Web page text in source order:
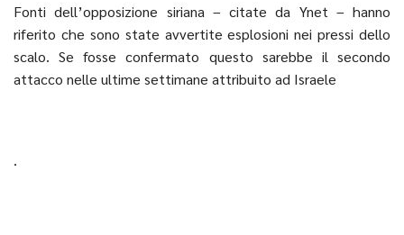
Fonti dell’opposizione siriana – citate da Ynet – hanno
riferito che sono state avvertite esplosioni nei pressi dello
scalo. Se fosse confermato questo sarebbe il secondo
attacco nelle ultime settimane attribuito ad Israele
.